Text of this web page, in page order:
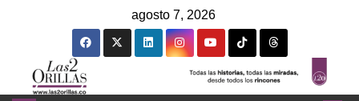
agosto 7, 2026